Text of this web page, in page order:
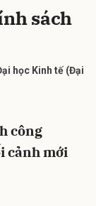
sách
học Kinh tế (Đại
công
cảnh mới
Hủy